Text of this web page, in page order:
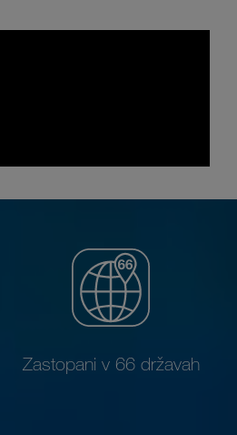
Zastopani v 66 državah